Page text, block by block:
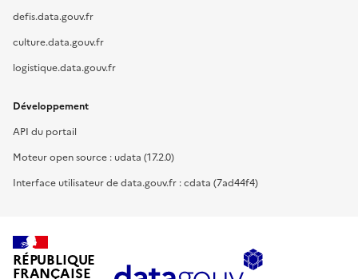
defis.data.gouv.fr
culture.data.gouv.fr
logistique.data.gouv.fr
Développement
API du portail
Moteur open source : udata (17.2.0)
Interface utilisateur de data.gouv.fr : cdata (7ad44f4)
RÉPUBLIQUE
FRANÇAISE